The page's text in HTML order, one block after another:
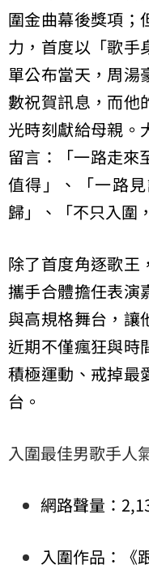
圍金曲幕後獎項；
力，首度以「歌手
單公布當天，周湯
數祝賀訊息，而他
光時刻獻給母親。
留言：「一路走來
值得」、「一路
歸」、「不只入圍
除了首度角逐歌王
攜手合體擔任表演
與高規格舞台，讓
近期不僅瘋狂與時
積極運動、戒掉最
台。
入圍最佳男歌手人
網路聲量：
入圍作品：《